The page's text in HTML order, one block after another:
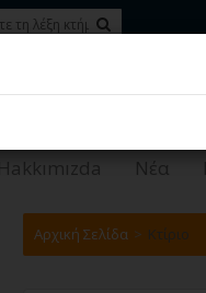
Hakkımızda Νέα
Αρχική Σελίδα Κτίριο